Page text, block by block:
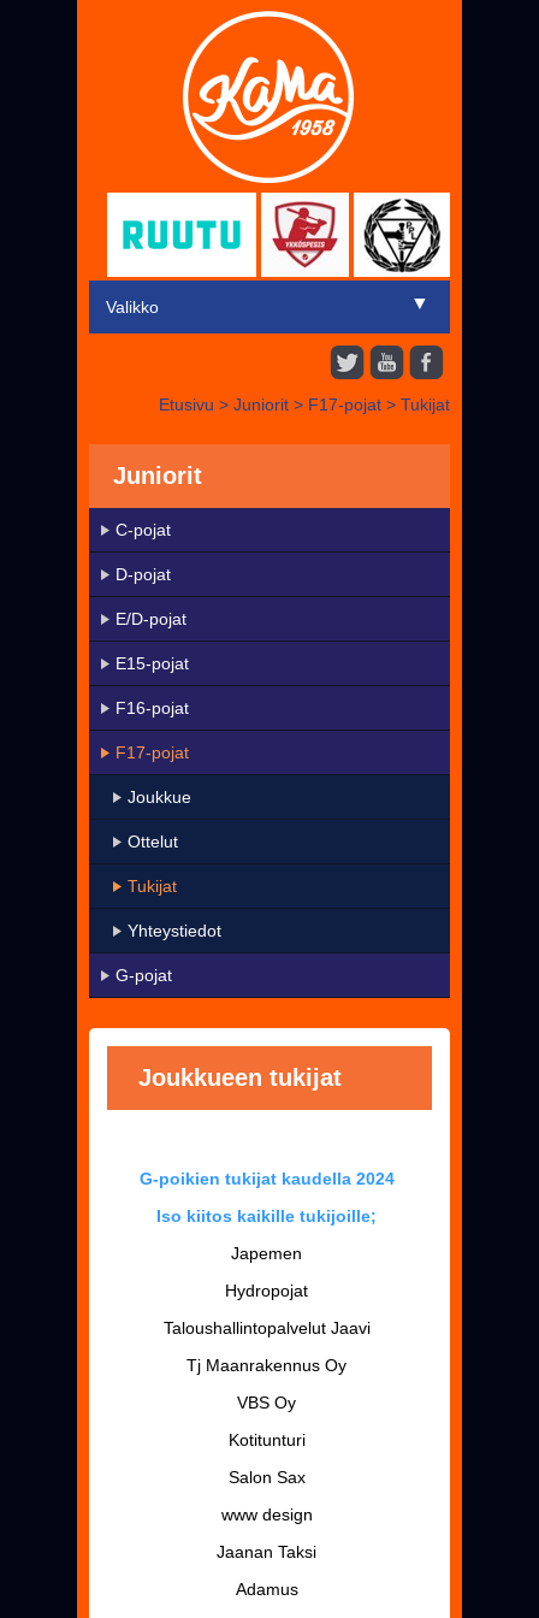
Valikko ▼
▼
KaMa-VIP
Yhteystiedot
Harrastetoiminta ▼
Uutiset
Pelissä mukana
Jäseneksi - Hanki oma KaMa-korttisi!
Etusivu > Juniorit > F17-pojat > Tukijat
Juniorit
C-pojat
D-pojat
E/D-pojat
E15-pojat
F16-pojat
F17-pojat
Joukkue
Ottelut
Tukijat
Yhteystiedot
G-pojat
Joukkueen tukijat
G-poikien tukijat kaudella 2024
Iso kiitos kaikille tukijoille;
Japemen
Hydropojat
Taloushallintopalvelut Jaavi
Tj Maanrakennus Oy
VBS Oy
Kotitunturi
Salon Sax
www design
Jaanan Taksi
Adamus